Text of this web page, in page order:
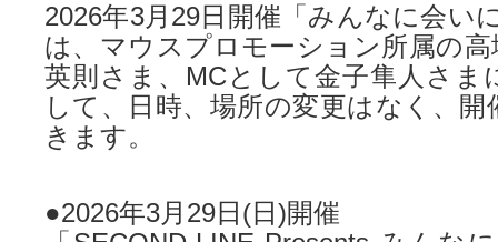
2026年3月29日開催「みんなに会い
は、マウスプロモーション所属の
英則さま、MCとして金子隼人さま
して、日時、場所の変更はなく、
きます。
●2026年3月29日(日)開催